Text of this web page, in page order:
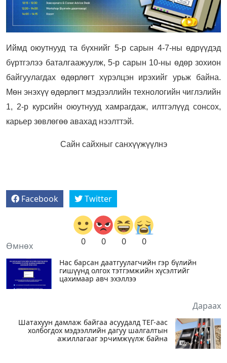
Иймд оюутнууд та бүхнийг 5-р сарын 4-7-ны өдрүүдэд
бүртгэлээ баталгаажуулж, 5-р сарын 10-ны өдөр зохион
байгуулагдах өдөрлөгт хүрэлцэн ирэхийг урьж байна.
Мөн энэхүү өдөрлөгт мэдээллийн технологийн чиглэлийн
1, 2-р курсийн оюутнууд хамрагдаж, илтгэлүүд сонсох,
карьер зөвлөгөө авахад нээлттэй.
Сайн сайхныг санхүүжүүлнэ
Facebook Twitter
0 0 0 0
Өмнөх
Нас барсан даатгуулагчийн гэр бүлийн
гишүүнд олгох тэтгэмжийн хүсэлтийг
цахимаар авч эхэллээ
Дараах
Шатахуун дамлаж байгаа асуудалд ТЕГ-аас
холбогдох мэдээллийн дагуу шалгалтын
ажиллагааг эрчимжүүлж байна